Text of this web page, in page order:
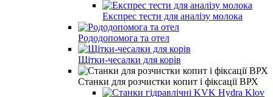
Експрес тести для аналізу молока
Рододопомога та отел
Щітки-чесалки для корів
Станки для розчистки копит і фіксації ВРХ